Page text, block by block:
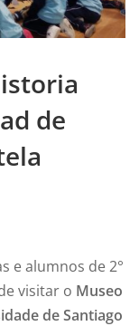
de
e alumnos de 2°
visitar o Museo
de Santiago